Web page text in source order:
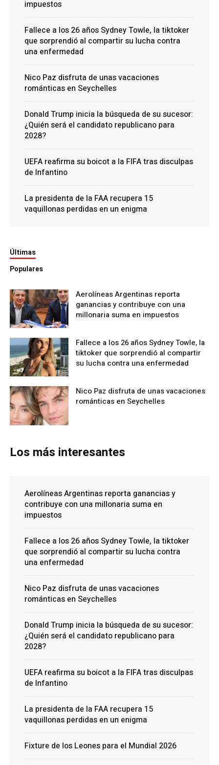
impuestos
Fallece a los 26 años Sydney Towle, la tiktoker
que sorprendió al compartir su lucha contra
una enfermedad
Nico Paz disfruta de unas vacaciones
románticas en Seychelles
Donald Trump inicia la búsqueda de su sucesor:
¿Quién será el candidato republicano para
2028?
UEFA reafirma su boicot a la FIFA tras disculpas
de Infantino
La presidenta de la FAA recupera 15
vaquillonas perdidas en un enigma
Últimas
Populares
Aerolíneas Argentinas reporta
ganancias y contribuye con una
millonaria suma en impuestos
Fallece a los 26 años Sydney Towle, la
tiktoker que sorprendió al compartir
su lucha contra una enfermedad
Nico Paz disfruta de unas vacaciones
románticas en Seychelles
Los más interesantes
Aerolíneas Argentinas reporta ganancias y
contribuye con una millonaria suma en
impuestos
Fallece a los 26 años Sydney Towle, la tiktoker
que sorprendió al compartir su lucha contra
una enfermedad
Nico Paz disfruta de unas vacaciones
románticas en Seychelles
Donald Trump inicia la búsqueda de su sucesor:
¿Quién será el candidato republicano para
2028?
UEFA reafirma su boicot a la FIFA tras disculpas
de Infantino
La presidenta de la FAA recupera 15
vaquillonas perdidas en un enigma
Fixture de los Leones para el Mundial 2026